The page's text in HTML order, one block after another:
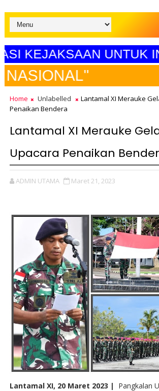
UNTUK
Home Unlabelled
Lantamal XI Merauke
Penaikan Bendera
Lantamal XI Merauke
Upacara Penaikan
ADMIN UTAMA Maret 21, 2023
Lantamal XI, 20 Maret 2023 |
Pangkalan